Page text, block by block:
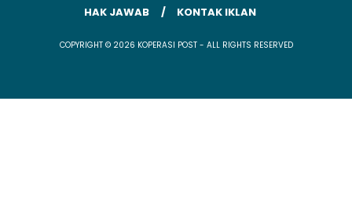
HAK JAWAB
KONTAK IKLAN
COPYRIGHT © 2026 KOPERASI POST - ALL RIGHTS RESERVED